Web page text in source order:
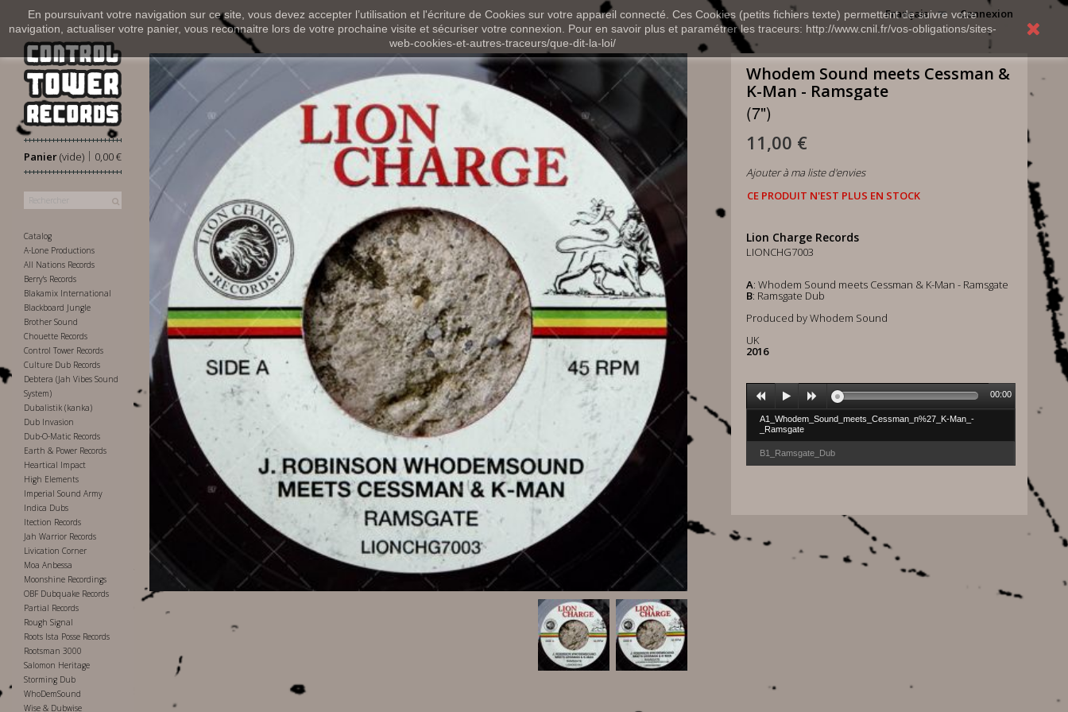
En poursuivant votre navigation sur ce site, vous devez accepter l’utilisation et l'écriture de Cookies sur votre appareil connecté. Ces Cookies (petits fichiers texte) permettent de suivre votre
navigation, actualiser votre panier, vous reconnaitre lors de votre prochaine visite et sécuriser votre connexion. Pour en savoir plus et paramétrer les traceurs: http://www.cnil.fr/vos-obligations/sites-
web-cookies-et-autres-traceurs/que-dit-la-loi/
Connexion
Français
Panier 0,00 €
|
(vide)
Catalog
A-Lone Productions
All Nations Records
Berry's Records
Blakamix International
Blackboard Jungle
Brother Sound
Chouette Records
Control Tower Records
Culture Dub Records
Debtera (Jah Vibes Sound
System)
Dubalistik (kanka)
Dub Invasion
Dub-O-Matic Records
Earth & Power Records
Heartical Impact
High Elements
Imperial Sound Army
Indica Dubs
Itection Records
Jah Warrior Records
Livication Corner
Moa Anbessa
Moonshine Recordings
OBF Dubquake Records
Partial Records
Rough Signal
Roots Ista Posse Records
Rootsman 3000
Salomon Heritage
Storming Dub
WhoDemSound
Wise & Dubwise
Whodem Sound meets Cessman &
K-Man - Ramsgate
(7")
11,00 €
Ajouter à ma liste d'envies
CE PRODUIT N'EST PLUS EN STOCK
Lion Charge Records
LIONCHG7003
A: Whodem Sound meets Cessman & K-Man - Ramsgate
B: Ramsgate Dub
Produced by Whodem Sound
UK
2016
A1_Whodem_Sound_meets_Cessman_n%27_K-Man_-
_Ramsgate
B1_Ramsgate_Dub
00:00